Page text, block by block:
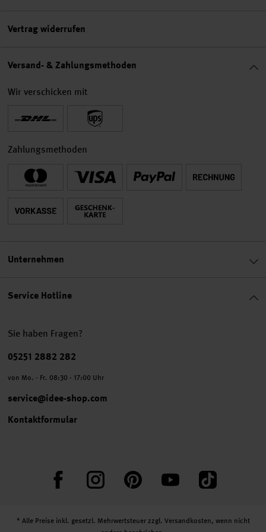
Service Hotline
Sie haben Fragen?
Telefonnummer
05251 2882 282
von Mo. - Fr. 08:30 - 17:00 Uhr
service@idee-shop.com
Kontaktformular
FacebookInstagram PinterestYouTube TikTok
Vertrag widerrufen
Versand- & Zahlungsmethoden
Wir verschicken mit
Zahlungsmethoden
Unternehmen
* Alle Preise inkl. gesetzl. Mehrwertsteuer zzgl. Versandkosten, wenn nicht